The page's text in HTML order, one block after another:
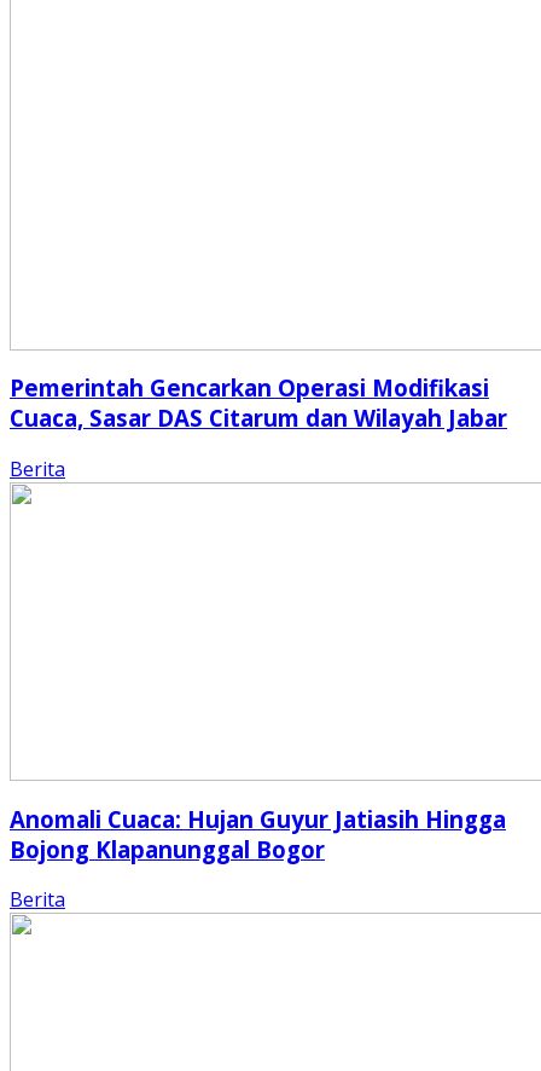
Pemerintah Gencarkan Operasi Modifikasi
Cuaca, Sasar DAS Citarum dan Wilayah Jabar
Berita
Anomali Cuaca: Hujan Guyur Jatiasih Hingga
Bojong Klapanunggal Bogor
Berita